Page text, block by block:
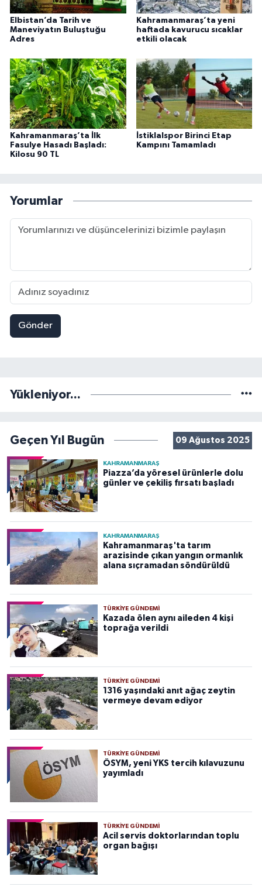
Elbistan’da Tarih ve
Maneviyatın Buluştuğu
Adres
Kahramanmaraş’ta yeni
haftada kavurucu sıcaklar
etkili olacak
Kahramanmaraş’ta İlk
Fasulye Hasadı Başladı:
Kilosu 90 TL
İstiklalspor Birinci Etap
Kampını Tamamladı
Yorumlar
Gönder
Yükleniyor...
Geçen Yıl Bugün 09 Ağustos 2025
KAHRAMANMARAŞ
Piazza’da yöresel ürünlerle dolu
günler ve çekiliş fırsatı başladı
KAHRAMANMARAŞ
Kahramanmaraş'ta tarım
arazisinde çıkan yangın ormanlık
alana sıçramadan söndürüldü
TÜRKIYE GÜNDEMI
Kazada ölen aynı aileden 4 kişi
toprağa verildi
TÜRKIYE GÜNDEMI
1316 yaşındaki anıt ağaç zeytin
vermeye devam ediyor
TÜRKIYE GÜNDEMI
ÖSYM, yeni YKS tercih kılavuzunu
yayımladı
TÜRKIYE GÜNDEMI
Acil servis doktorlarından toplu
organ bağışı